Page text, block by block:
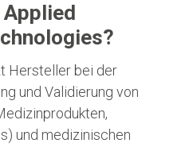
Applied
Hersteller bei der
und Validierung von
und medizinischen